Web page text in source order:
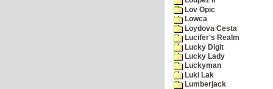
Lov Opic
Lowca
Loydova Cesta
Lucifer's Realm
Lucky Digit
Lucky Lady
Luckyman
Luki Lak
Lumberjack